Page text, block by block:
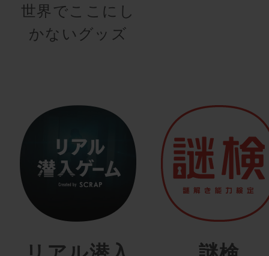
世界でここにし
かないグッズ